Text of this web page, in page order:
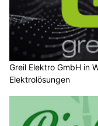
Greil Elektro GmbH in
Elektrolösungen